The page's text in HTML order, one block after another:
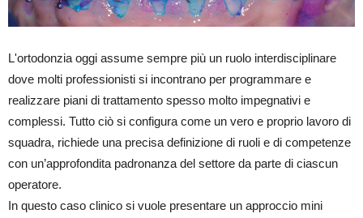
L'ortodonzia oggi assume sempre più un ruolo interdisciplinare
dove molti professionisti si incontrano per programmare e
realizzare piani di trattamento spesso molto impegnativi e
complessi. Tutto ciò si configura come un vero e proprio lavoro di
squadra, richiede una precisa definizione di ruoli e di competenze
con un’approfondita padronanza del settore da parte di ciascun
operatore.
In questo caso clinico si vuole presentare un approccio mini